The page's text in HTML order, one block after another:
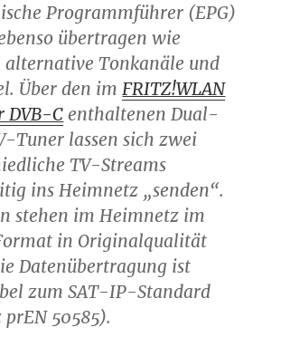
Programmführer (EPG)
übertragen wie
alternative Tonkanäle und
Über den imFRITZ!WLAN
DVB-C enthaltenen Dual-
Tuner lassen sich zwei
TV-Streams
ins Heimnetz „senden“.
stehen im Heimnetz im
in Originalqualität
Datenübertragung ist
zum SAT-IP-Standard
prEN 50585).